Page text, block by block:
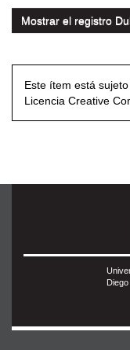
Mostrar el registro
Este ítem está
Licencia Creative